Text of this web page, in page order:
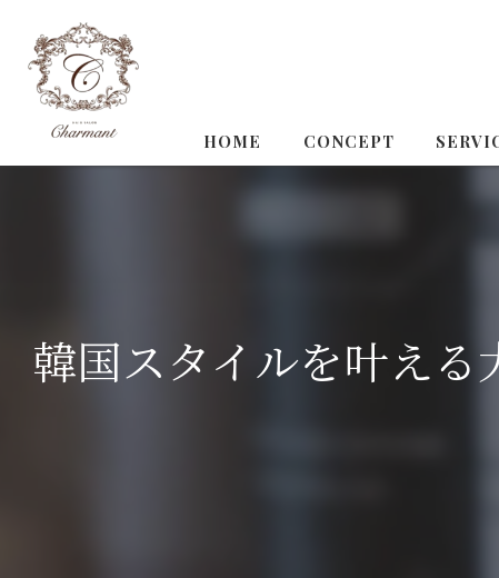
HOME CONCEPT
韓国スタイルを叶え